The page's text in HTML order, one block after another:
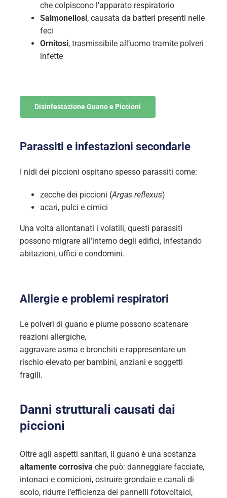
che colpiscono l’apparato respiratorio
Salmonellosi, causata da batteri presenti nelle
feci
Ornitosi, trasmissibile all’uomo tramite polveri
infette
Disinfestazione Guano e Piccioni
Parassiti e infestazioni secondarie
I nidi dei piccioni ospitano spesso parassiti come:
zecche dei piccioni (Argas reflexus)
acari, pulci e cimici
Una volta allontanati i volatili, questi parassiti
possono migrare all’interno degli edifici, infestando
abitazioni, uffici e condomini.
Allergie e problemi respiratori
Le polveri di guano e piume possono scatenare
reazioni allergiche,
aggravare asma e bronchiti e rappresentare un
rischio elevato per bambini, anziani e soggetti
fragili.
Danni strutturali causati dai
piccioni
Oltre agli aspetti sanitari, il guano è una sostanza
altamente corrosiva che può: danneggiare facciate,
intonaci e cornicioni, ostruire grondaie e canali di
scolo, ridurre l’efficienza dei pannelli fotovoltaici,